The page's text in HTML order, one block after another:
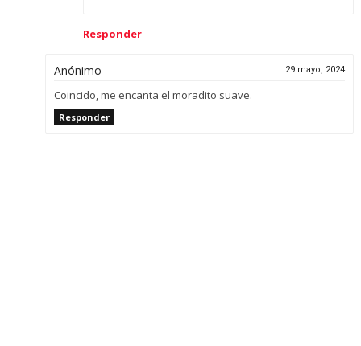
Responder
Anónimo 29 mayo, 2024
Coincido, me encanta el moradito suave.
Responder